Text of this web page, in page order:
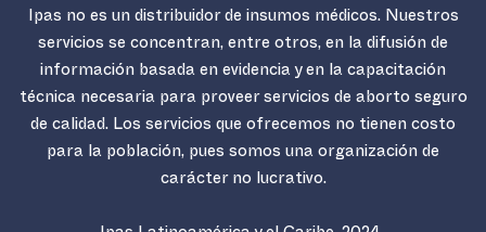
Ipas no es un distribuidor de insumos médicos. Nuestros
servicios se concentran, entre otros, en la difusión de
información basada en evidencia y en la capacitación
técnica necesaria para proveer servicios de aborto seguro
de calidad. Los servicios que ofrecemos no tienen costo
para la población, pues somos una organización de
carácter no lucrativo.